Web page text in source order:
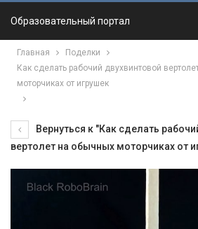
Образовательный портал
Главная
Поделки
Как сделать рабочий двухвинтовой
моторчиках от игрушек
Вернуться к "Как сделать
вертолет на обычных моторчиках от